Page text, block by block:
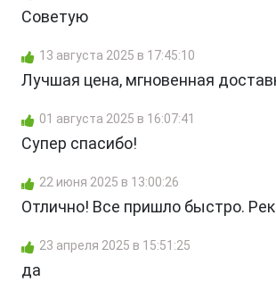
Советую
13 августа 2025 в 17:45:10
Лучшая цена, мгновенная
01 августа 2025 в 16:07:41
Супер спасибо!
22 июня 2025 в 13:00:26
Отлично! Все пришло быстро.
23 апреля 2025 в 15:51:25
да